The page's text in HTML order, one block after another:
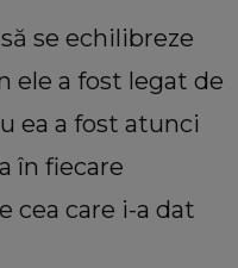
se echilibreze
ele a fost legat de
ea a fost atunci
în fiecare
cea care i-a dat
în funcție de
ți se potrivește dacă